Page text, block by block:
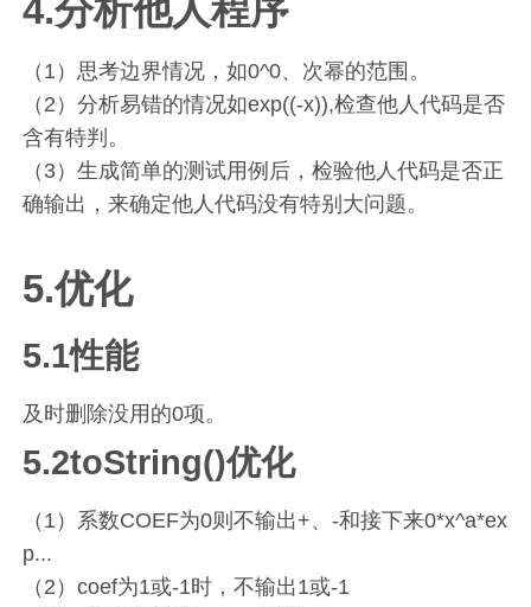
4.分析他人程序
（1）思考边界情况，如0^0、次幂的范围。
（2）分析易错的情况如exp((-x)),检查他人代码是否
含有特判。
（3）生成简单的测试用例后，检验他人代码是否正
确输出，来确定他人代码没有特别大问题。
5.优化
5.1性能
及时删除没用的0项。
5.2toString()优化
（1）系数COEF为0则不输出+、-和接下来0*x^a*ex
p...
（2）coef为1或-1时，不输出1或-1